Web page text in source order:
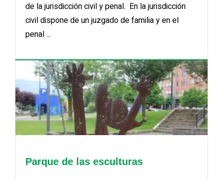
de la jurisdicción civil y penal. En la jurisdicción
civil dispone de un juzgado de familia y en el
penal ...
Parque de las esculturas